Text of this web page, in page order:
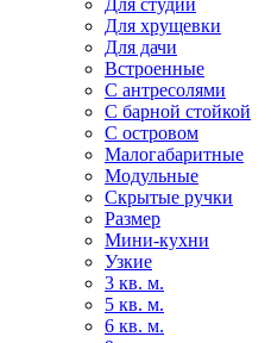
Для студии
Для хрущевки
Для дачи
Встроенные
С антресолями
С барной стойкой
С островом
Малогабаритные
Модульные
Скрытые ручки
Размер
Мини-кухни
Узкие
3 кв. м.
5 кв. м.
6 кв. м.